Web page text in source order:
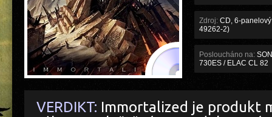
Zdroj: CD, 6-
49262-2)
Posloucháno na:
730ES / ELAC CL 82
VERDIKT: Immortalized je produkt